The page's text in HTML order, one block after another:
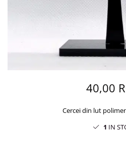
40,00
Cercei din lut
1 IN